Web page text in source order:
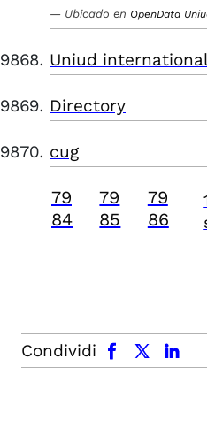
Ubicado en OpenData
Uniud
Directory
cug
79
84
79
85
79
86
Condividi
facebook x.com linkedin